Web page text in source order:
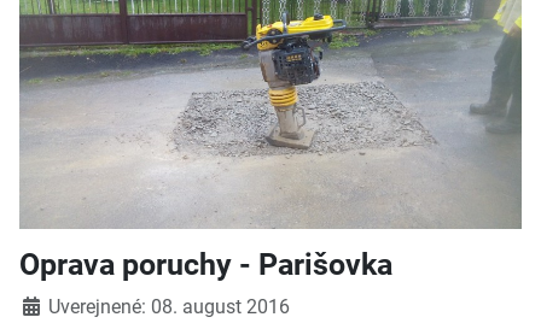
Oprava poruchy - Parišovka
DetailyUverejnené: 08. august 2016